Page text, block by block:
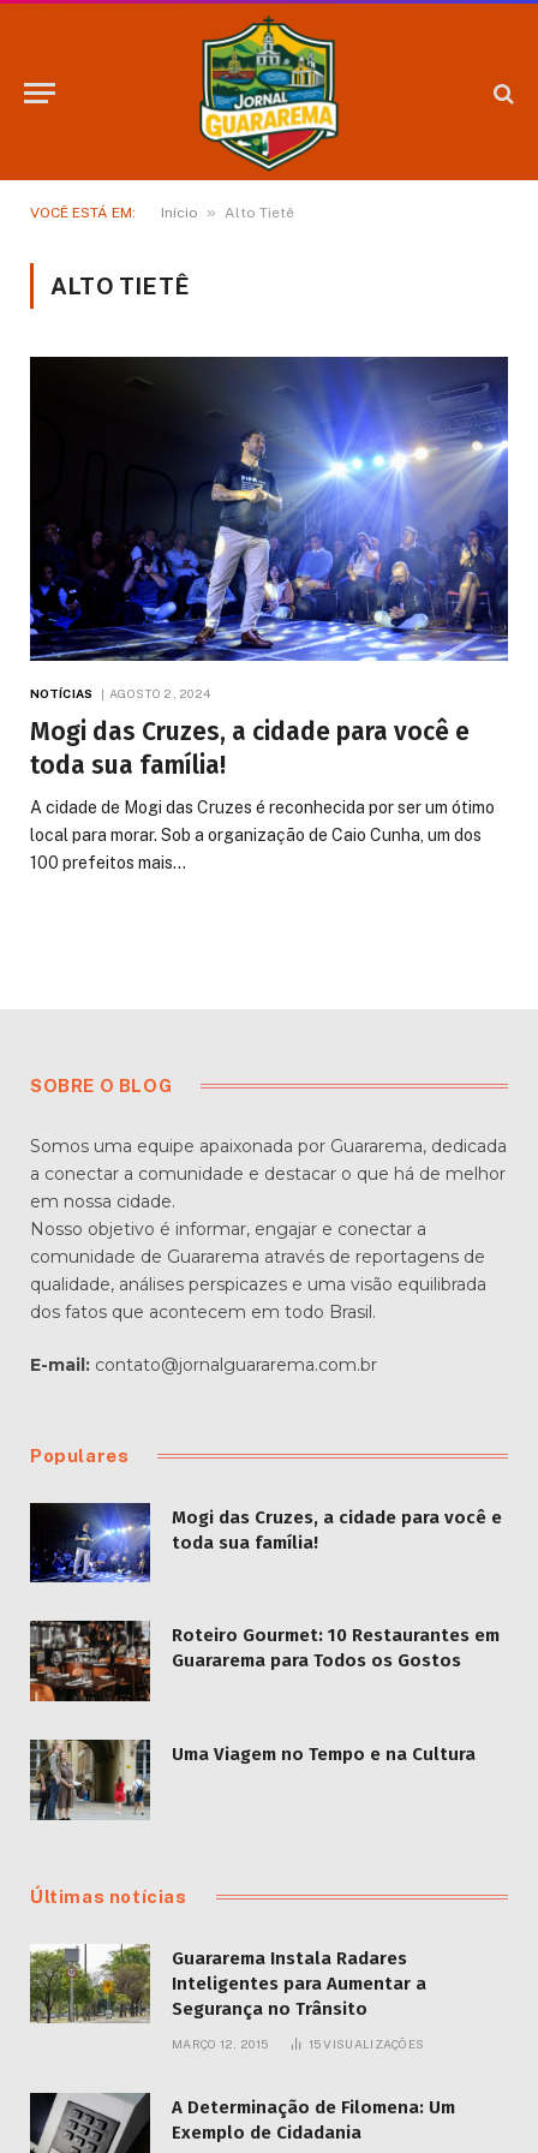
VOCÊ ESTÁ EM: Início » Alto Tietê
ALTO TIETÊ
NOTÍCIAS AGOSTO 2, 2024
Mogi das Cruzes, a cidade para você e
toda sua família!
A cidade de Mogi das Cruzes é reconhecida por ser um ótimo
local para morar. Sob a organização de Caio Cunha, um dos
100 prefeitos mais…
SOBRE O BLOG
Somos uma equipe apaixonada por Guararema, dedicada
a conectar a comunidade e destacar o que há de melhor
em nossa cidade.
Nosso objetivo é informar, engajar e conectar a
comunidade de Guararema através de reportagens de
qualidade, análises perspicazes e uma visão equilibrada
dos fatos que acontecem em todo Brasil.
E-mail: contato@jornalguararema.com.br
Populares
Mogi das Cruzes, a cidade para você e
toda sua família!
Roteiro Gourmet: 10 Restaurantes em
Guararema para Todos os Gostos
Uma Viagem no Tempo e na Cultura
Últimas notícias
Guararema Instala Radares
Inteligentes para Aumentar a
Segurança no Trânsito
MARÇO 12, 2015 15VISUALIZAÇÕES
A Determinação de Filomena: Um
Exemplo de Cidadania